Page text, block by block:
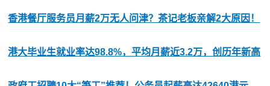
香港餐厅服务员月薪2万无人问津？茶记老板亲解2大原因！
港大毕业生就业率达98.8%，平均月薪近3.2万，创历年新高